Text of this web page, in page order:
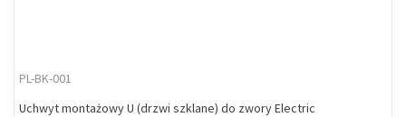
PL-BK-001
Uchwyt montażowy U (drzwi szklane) do zwory Electric